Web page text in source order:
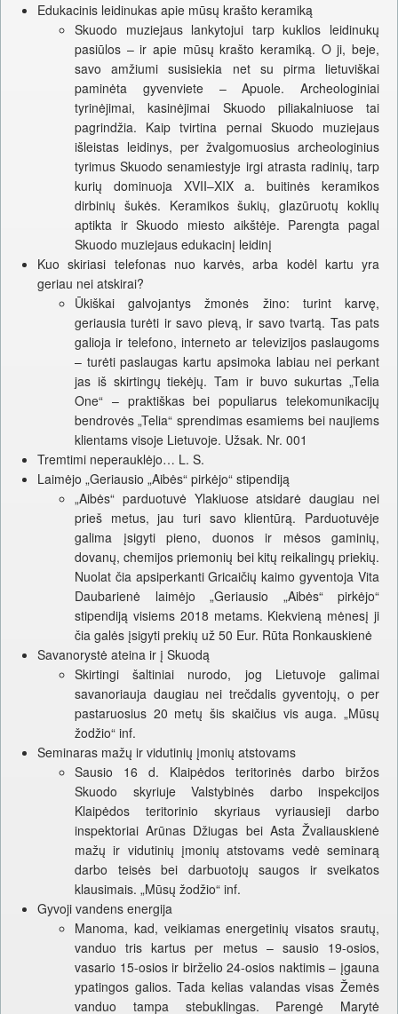
Edukacinis leidinukas apie mūsų krašto keramiką
Skuodo muziejaus lankytojui tarp kuklios leidinukų
pasiūlos – ir apie mūsų krašto keramiką. O ji, beje,
savo amžiumi susisiekia net su pirma lietuviškai
paminėta gyvenviete – Apuole. Archeologiniai
tyrinėjimai, kasinėjimai Skuodo piliakalniuose tai
pagrindžia. Kaip tvirtina pernai Skuodo muziejaus
išleistas leidinys, per žvalgomuosius archeologinius
tyrimus Skuodo senamiestyje irgi atrasta radinių, tarp
kurių dominuoja XVII–XIX a. buitinės keramikos
dirbinių šukės. Keramikos šukių, glazūruotų koklių
aptikta ir Skuodo miesto aikštėje. Parengta pagal
Skuodo muziejaus edukacinį leidinį
Kuo skiriasi telefonas nuo karvės, arba kodėl kartu yra
geriau nei atskirai?
Ūkiškai galvojantys žmonės žino: turint karvę,
geriausia turėti ir savo pievą, ir savo tvartą. Tas pats
galioja ir telefono, interneto ar televizijos paslaugoms
– turėti paslaugas kartu apsimoka labiau nei perkant
jas iš skirtingų tiekėjų. Tam ir buvo sukurtas „Telia
One“ – praktiškas bei populiarus telekomunikacijų
bendrovės „Telia“ sprendimas esamiems bei naujiems
klientams visoje Lietuvoje. Užsak. Nr. 001
Tremtimi neperauklėjo… L. S.
Laimėjo „Geriausio „Aibės“ pirkėjo“ stipendiją
„Aibės“ parduotuvė Ylakiuose atsidarė daugiau nei
prieš metus, jau turi savo klientūrą. Parduotuvėje
galima įsigyti pieno, duonos ir mėsos gaminių,
dovanų, chemijos priemonių bei kitų reikalingų priekių.
Nuolat čia apsiperkanti Gricaičių kaimo gyventoja Vita
Daubarienė laimėjo „Geriausio „Aibės“ pirkėjo“
stipendiją visiems 2018 metams. Kiekvieną mėnesį ji
čia galės įsigyti prekių už 50 Eur. Rūta Ronkauskienė
Savanorystė ateina ir į Skuodą
Skirtingi šaltiniai nurodo, jog Lietuvoje galimai
savanoriauja daugiau nei trečdalis gyventojų, o per
pastaruosius 20 metų šis skaičius vis auga. „Mūsų
žodžio“ inf.
Seminaras mažų ir vidutinių įmonių atstovams
Sausio 16 d. Klaipėdos teritorinės darbo biržos
Skuodo skyriuje Valstybinės darbo inspekcijos
Klaipėdos teritorinio skyriaus vyriausieji darbo
inspektoriai Arūnas Džiugas bei Asta Žvaliauskienė
mažų ir vidutinių įmonių atstovams vedė seminarą
darbo teisės bei darbuotojų saugos ir sveikatos
klausimais. „Mūsų žodžio“ inf.
Gyvoji vandens energija
Manoma, kad, veikiamas energetinių visatos srautų,
vanduo tris kartus per metus – sausio 19-osios,
vasario 15-osios ir birželio 24-osios naktimis – įgauna
ypatingos galios. Tada kelias valandas visas Žemės
vanduo tampa stebuklingas. Parengė Marytė